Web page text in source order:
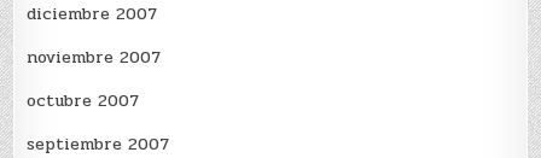
diciembre 2007
noviembre 2007
octubre 2007
septiembre 2007